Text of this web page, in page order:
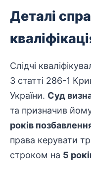
Деталі
Слідчі
3 статті 286-1
України. Суд
та призначив
років
права керувати
строком на 5